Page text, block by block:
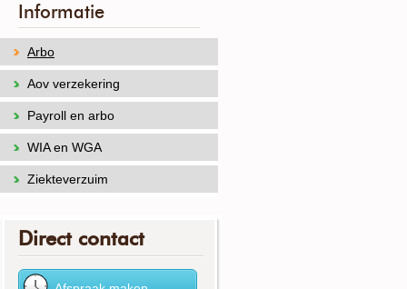
Informatie
Arbo
Aov verzekering
Payroll en arbo
WIA en WGA
Ziekteverzuim
Direct contact